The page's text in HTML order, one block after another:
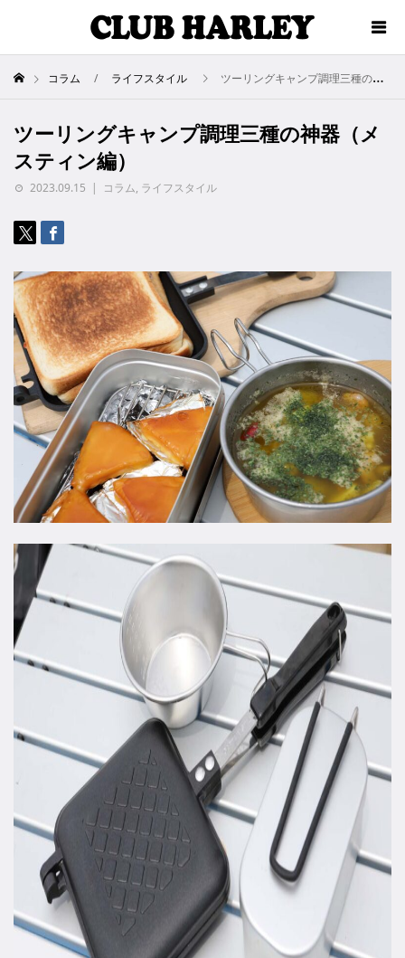
コラム ライフスタイル ツーリングキャンプ調理三種の神器（メスティン編）
ツーリングキャンプ調理三種の神器（メ
スティン編）
2023.09.15 コラム, ライフスタイル